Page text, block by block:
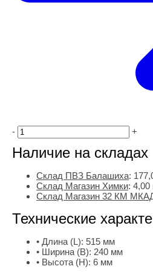
- +
Наличие на складах
Склад ПВЗ Балашиха:
Склад Магазин Химки: 4,00
Склад Магазин 32 КМ
Технические
• Длина (L): 515 мм
• Ширина (B): 240 мм
• Высота (H): 6 мм